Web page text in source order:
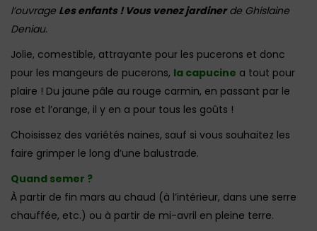
l’ouvrage Les enfants ! Vous venez jardinerde Ghislaine
Deniau.
Jolie, comestible, attrayante pour les pucerons et donc
pour les mangeurs de pucerons, la capucine a tout pour
plaire ! Du jaune pâle au rouge carmin, en passant par le
rose et l’orange, il y en a pour tous les goûts !
Choisissez des variétés naines, sauf si vous souhaitez les
faire grimper le long d’une balustrade.
Quand semer ?
À partir de fin mars au chaud (à l’intérieur, dans une serre
chauffée, etc.) ou à partir de mi-avril en pleine terre.